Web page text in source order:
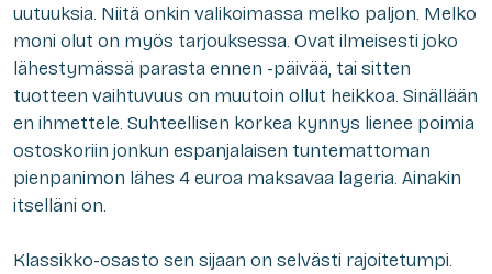
uutuuksia. Niitä onkin valikoimassa melko paljon. Melko
moni olut on myös tarjouksessa. Ovat ilmeisesti joko
lähestymässä parasta ennen -päivää, tai sitten
tuotteen vaihtuvuus on muutoin ollut heikkoa. Sinällään
en ihmettele. Suhteellisen korkea kynnys lienee poimia
ostoskoriin jonkun espanjalaisen tuntemattoman
pienpanimon lähes 4 euroa maksavaa lageria. Ainakin
itselläni on.
Klassikko-osasto sen sijaan on selvästi rajoitetumpi.